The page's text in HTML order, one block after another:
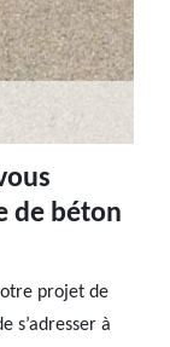
de béton
projet de
s’adresser à